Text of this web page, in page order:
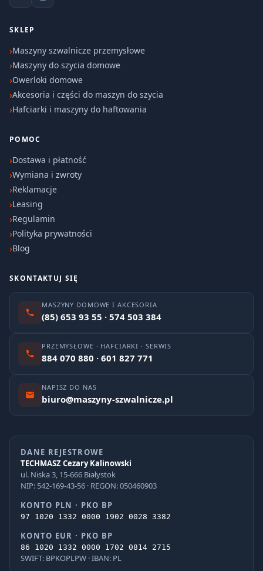
SKLEP
Maszyny szwalnicze przemysłowe
Maszyny do szycia domowe
Owerloki domowe
Akcesoria i części do maszyn do szycia
Hafciarki i maszyny do haftowania
POMOC
Dostawa i płatność
Wymiana i zwroty
Reklamacje
Leasing
Regulamin
Polityka prywatności
Blog
SKONTAKTUJ SIĘ
MASZYNY DOMOWE I AKCESORIA
(85) 653 93 55 · 574 503 384
PRZEMYSŁOWE · HAFCIARKI · SERWIS
884 070 880 · 601 827 771
NAPISZ DO NAS
biuro@maszyny-szwalnicze.pl
DANE REJESTROWE
TECHMASZ Cezary Kalinowski
ul. Niska 3, 15-666 Białystok
NIP: 542-169-43-56 · REGON: 050460903
KONTO PLN · PKO BP
97 1020 1332 0000 1902 0028 3382
KONTO EUR · PKO BP
86 1020 1332 0000 1702 0814 2715
SWIFT: BPKOPLPW · IBAN: PL